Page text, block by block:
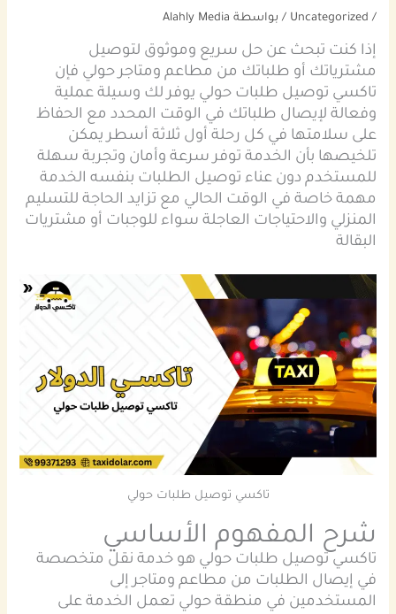
/
Uncategorized / بواسطة Alahly Media
إذا كنت تبحث عن حل سريع وموثوق لتوصيل
مشترياتك أو طلباتك من مطاعم ومتاجر حولي فإن
تاكسي توصيل طلبات حولي يوفر لك وسيلة عملية
وفعالة لإيصال طلباتك في الوقت المحدد مع الحفاظ
على سلامتها في كل رحلة أول ثلاثة أسطر يمكن
تلخيصها بأن الخدمة توفر سرعة وأمان وتجربة سهلة
للمستخدم دون عناء توصيل الطلبات بنفسه الخدمة
مهمة خاصة في الوقت الحالي مع تزايد الحاجة للتسليم
المنزلي والاحتياجات العاجلة سواء للوجبات أو مشتريات
البقالة
تاكسي توصيل طلبات حولي
شرح المفهوم الأساسي
تاكسي توصيل طلبات حولي هو خدمة نقل متخصصة
في إيصال الطلبات من مطاعم ومتاجر إلى
المستخدمين في منطقة حولي تعمل الخدمة على